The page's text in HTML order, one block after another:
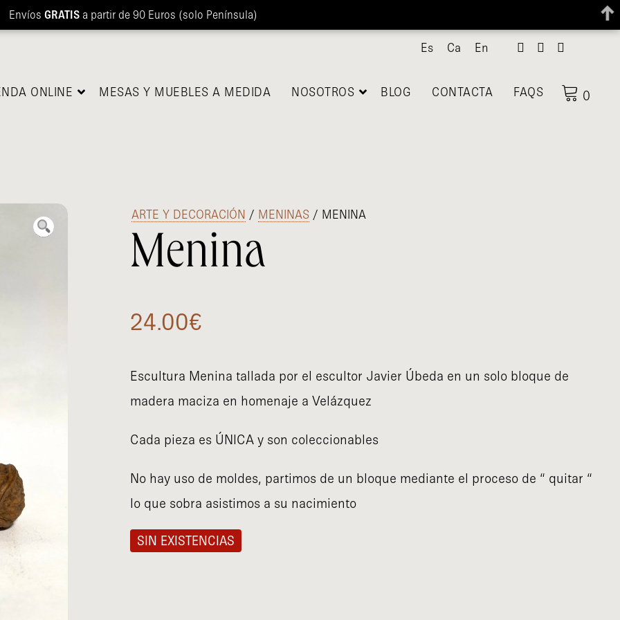
Es Ca En
ONLINE MESAS Y MUEBLES A MEDIDA NOSOTROS BLOG CONTACTA FAQS 0
ARTE Y DECORACIÓN / MENINAS/ MENINA
Menina
24.00€
Escultura Menina tallada por el escultor Javier Úbeda en un solo bloque de
madera maciza en homenaje a Velázquez
Cada pieza es ÚNICA y son coleccionables
No hay uso de moldes, partimos de un bloque mediante el proceso de “ quitar “
lo que sobra asistimos a su nacimiento
SIN EXISTENCIAS
EnvíosGRATIS a partir de 90 Euros (solo Península)